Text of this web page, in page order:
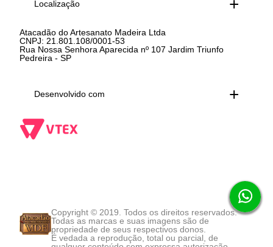
Localização
Atacadão do Artesanato Madeira Ltda
CNPJ: 21.801.108/0001-53
Rua Nossa Senhora Aparecida nº 107 Jardim Triunfo
Pedreira - SP
Desenvolvido com
Copyright © 2019. Todos os direitos reservados.
Todas as marcas e suas imagens são de
propriedade de seus respectivos donos.
É vedada a reprodução, total ou parcial, de